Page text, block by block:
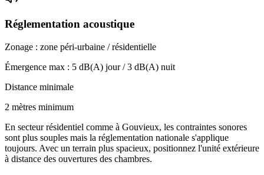
Réglementation acoustique
Zonage : zone péri-urbaine / résidentielle
Émergence max : 5 dB(A) jour /3 dB(A) nuit
Distance minimale
2 mètres minimum
En secteur résidentiel comme à Gouvieux, les contraintes sonores
sont plus souples mais la réglementation nationale s'applique
toujours. Avec un terrain plus spacieux, positionnez l'unité extérieure
à distance des ouvertures des chambres.